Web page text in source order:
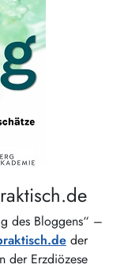
des Bloggens“ –
der
der Erzdiözese